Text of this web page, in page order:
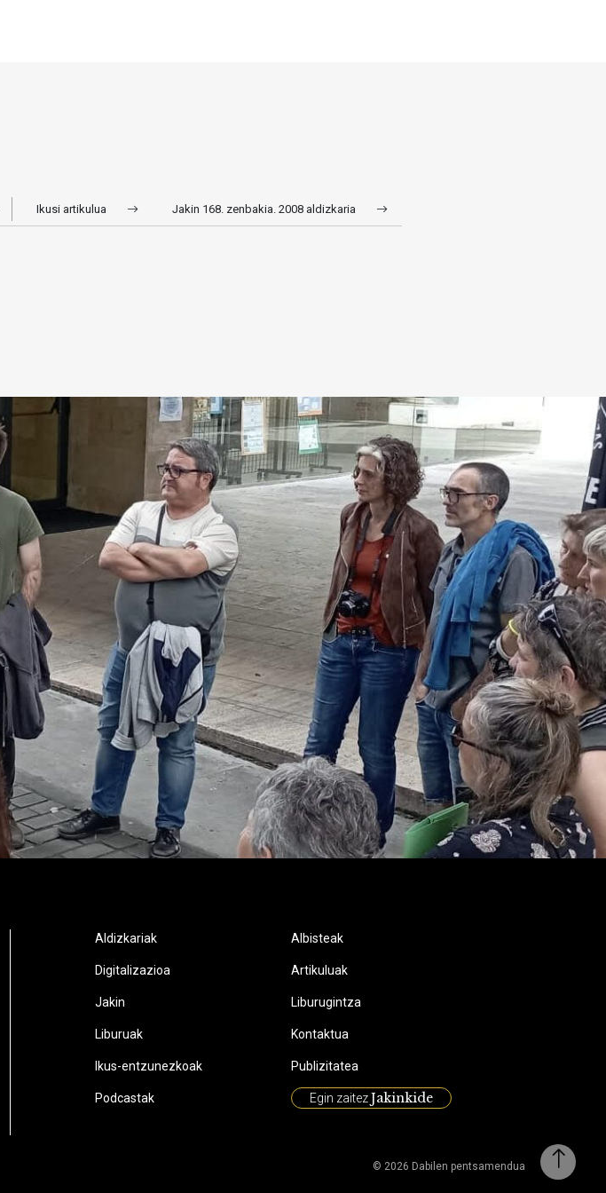
Ikusi artikulua Jakin 168. zenbakia. 2008 aldizkaria
Aldizkariak
Digitalizazioa
Jakin
Liburuak
Ikus-entzunezkoak
Podcastak
Albisteak
Artikuluak
Liburugintza
Kontaktua
Publizitatea
Egin zaitezJakinkide
© 2026 Dabilen pentsamendua